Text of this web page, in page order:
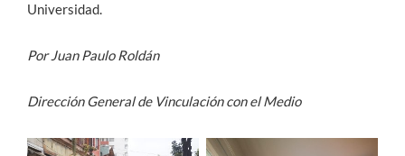
Universidad.
Por Juan Paulo Roldán
Dirección General de Vinculación con el Medio